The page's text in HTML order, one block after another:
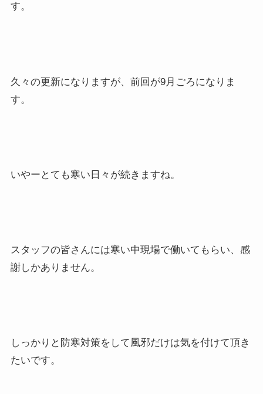
す。
久々の更新になりますが、前回が9月ごろになりま
す。
いやーとても寒い日々が続きますね。
スタッフの皆さんには寒い中現場で働いてもらい、感
謝しかありません。
しっかりと防寒対策をして風邪だけは気を付けて頂き
たいです。